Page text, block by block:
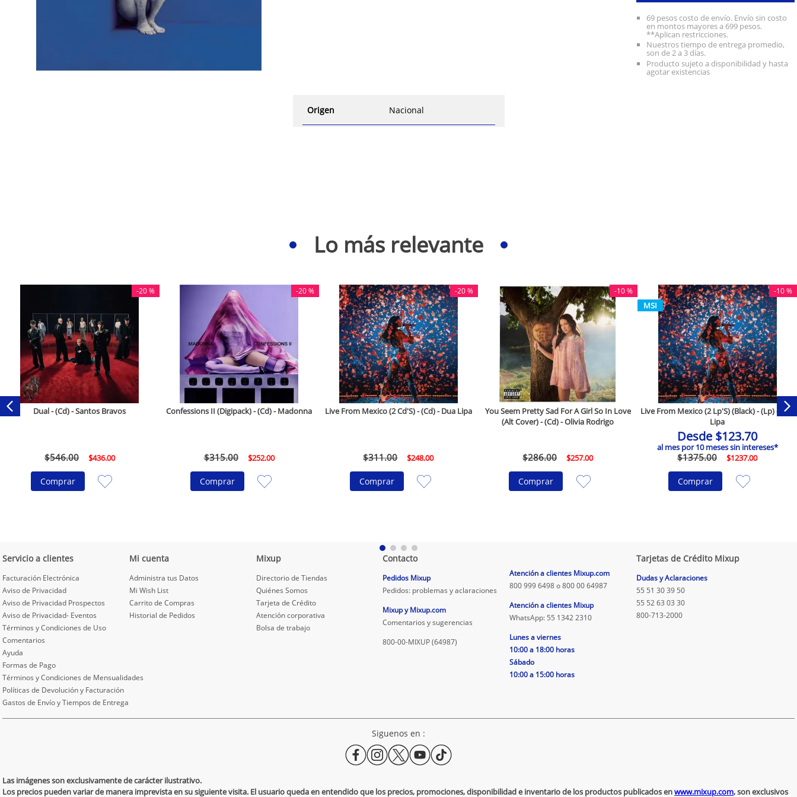
69 pesos costo de envío. Envío sin costo
en montos mayores a 699 pesos.
**Aplican restricciones.
Nuestros tiempo de entrega promedio,
son de 2 a 3 días.
Producto sujeto a disponibilidad y hasta
agotar existencias
Origen Nacional
Lo más relevante
-20 %
Dual - (Cd) - Santos Bravos
$546.00 $436.00
Comprar
-20 %
Confessions II (Digipack) - (Cd) - Madonna
$315.00 $252.00
Comprar
-20 %
Live From Mexico (2 Cd'S) - (Cd) - Dua Lipa
$311.00 $248.00
Comprar
-10 %
You Seem Pretty Sad For A Girl So In Love
(Alt Cover) - (Cd) - Olivia Rodrigo
$286.00 $257.00
Comprar
MSI
-10 %
Live From Mexico (2 Lp'S) (Black) - (Lp) - Dua
Lipa
Desde $123.70
al mes por10meses sin intereses*
$1375.00 $1237.00
Comprar
Servicio a clientes
Facturación Electrónica
Aviso de Privacidad
Aviso de Privacidad Prospectos
Aviso de Privacidad- Eventos
Términos y Condiciones de Uso
Comentarios
Ayuda
Formas de Pago
Términos y Condiciones de Mensualidades
Políticas de Devolución y Facturación
Gastos de Envío y Tiempos de Entrega
Mi cuenta
Administra tus Datos
Mi Wish List
Carrito de Compras
Historial de Pedidos
Mixup
Directorio de Tiendas
Quiénes Somos
Tarjeta de Crédito
Atención corporativa
Bolsa de trabajo
Contacto
Pedidos Mixup
Pedidos: problemas y aclaraciones
Mixup y Mixup.com
Comentarios y sugerencias
800-00-MIXUP (64987)
Atención a clientes Mixup.com
800 999 6498 o 800 00 64987
Atención a clientes Mixup
WhatsApp: 55 1342 2310
Lunes a viernes
10:00 a 18:00 horas
Sábado
10:00 a 15:00 horas
Tarjetas de Crédito Mixup
Dudas y Aclaraciones
55 51 30 39 50
55 52 63 03 30
800-713-2000
Siguenos en :
Las imágenes son exclusivamente de carácter ilustrativo.
Los precios pueden variar de manera imprevista en su siguiente visita. El usuario queda en entendido que los precios, promociones, disponibilidad e inventario de los productos publicados enwww.mixup.com, son exclusivos